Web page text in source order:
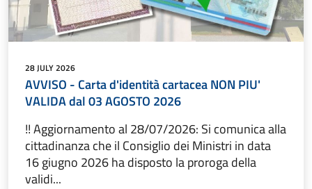
28 JULY 2026
AVVISO - Carta d'identità cartacea NON PIU'
VALIDA dal 03 AGOSTO 2026
!! Aggiornamento al 28/07/2026: Si comunica alla
cittadinanza che il Consiglio dei Ministri in data
16 giugno 2026 ha disposto la proroga della
validi...